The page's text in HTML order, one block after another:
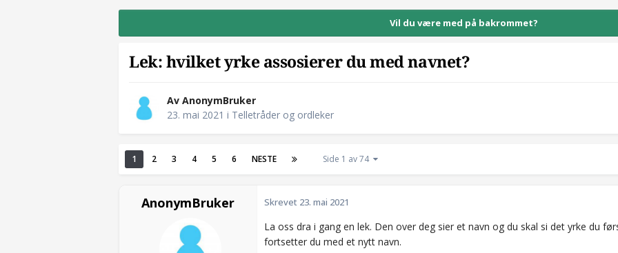
Vil du være med på bakrommet?
Lek: hvilket yrke assosierer du med navnet?
Av AnonymBruker
23. mai 2021 i Telletråder og ordleker
1 2 3 4 5 6 NESTE Side 1 av 74
AnonymBruker Skrevet 23. mai 2021
La oss dra i gang en lek. Den over deg sier et navn og du skal si det yrke du
fortsetter du med et nytt navn.